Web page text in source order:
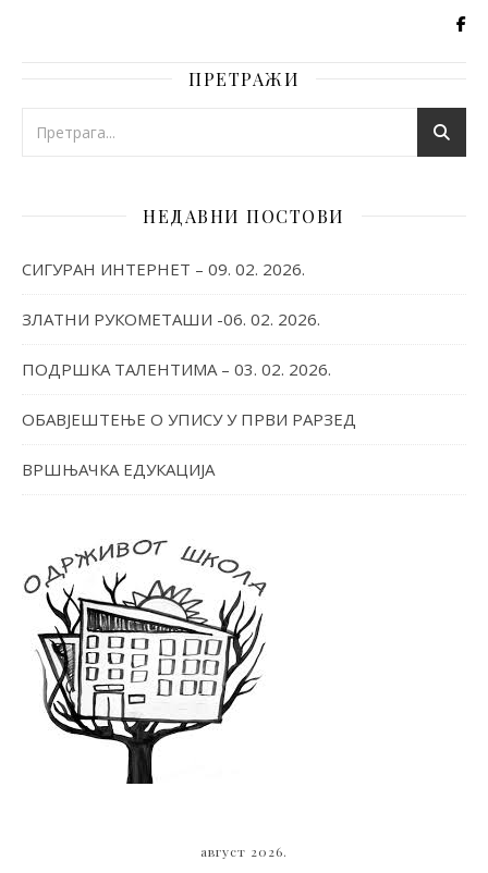
ПРЕТРАЖИ
НЕДАВНИ ПОСТОВИ
СИГУРАН ИНТЕРНЕТ – 09. 02. 2026.
ЗЛАТНИ РУКОМЕТАШИ -06. 02. 2026.
ПОДРШКА ТАЛЕНТИМА – 03. 02. 2026.
ОБАВЈЕШТЕЊЕ О УПИСУ У ПРВИ РАРЗЕД
ВРШЊАЧКА ЕДУКАЦИЈА
август 2026.